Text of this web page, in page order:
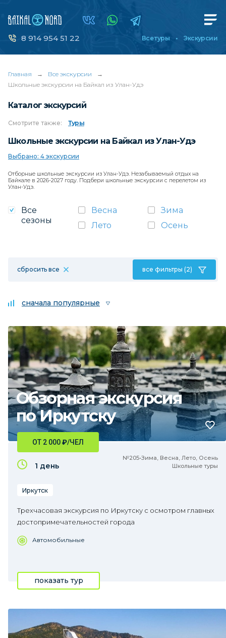
8 914 954 51 22 Все туры Экскурсии
Главная → Все экскурсии
→
Школьные экскурсии на Байкал из Улан-Удэ
Каталог экскурсий
Смотрите также: Туры
Школьные экскурсии на Байкал из Улан-Удэ
Выбрано: 4 экскурсии
Отборные школьные экскурсии из Улан-Удэ. Незабываемый отдых на
Байкале в 2026-2027 году. Подбери школьные экскурсии с перелетом из
Улан-Удэ.
Все
сезоны
Весна
Зима
Лето
Осень
сбросить все все фильтры (2)
сначала популярные
Обзорная экскурсия
по Иркутску
№205•Зима, Весна, Лето, Осень
Школьные туры
ОТ 2 000₽/ЧЕЛ
1 день
Иркутск
Трехчасовая экскурсия по Иркутску с осмотром главных
достопримечательностей города
Автомобильные
показать тур